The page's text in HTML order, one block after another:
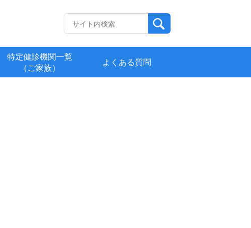
特定健診機関一覧
（ご家族）
よくある質問